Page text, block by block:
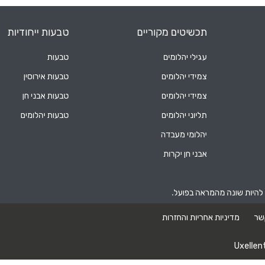
תכשיטים מקוריים
עגילי יהלומים
צמידי יהלומים
צמידי יהלומים
תליוני יהלומים
יהלומי מעבדה
אבני חן יקרות
טבעות ייחודיות
טבעות
טבעות אירוסין
טבעות אבני חן
טבעות יהלומים
שונה מהמראה בפועל.
מדיניות אחריות והחזרות